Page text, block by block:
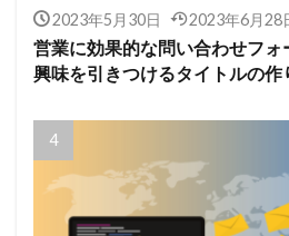
2023年5月30日 2023年6月28
営業に効果的な問い合わせフ
興味を引きつけるタイトルの作